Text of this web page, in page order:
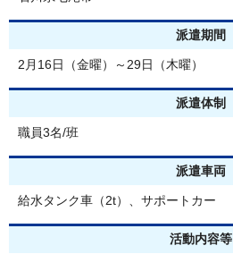
派遣期間
2月16日（金曜）～29日（木曜）
派遣体制
職員3名/班
派遣車両
給水タンク車（2t）、サポートカー
活動内容等